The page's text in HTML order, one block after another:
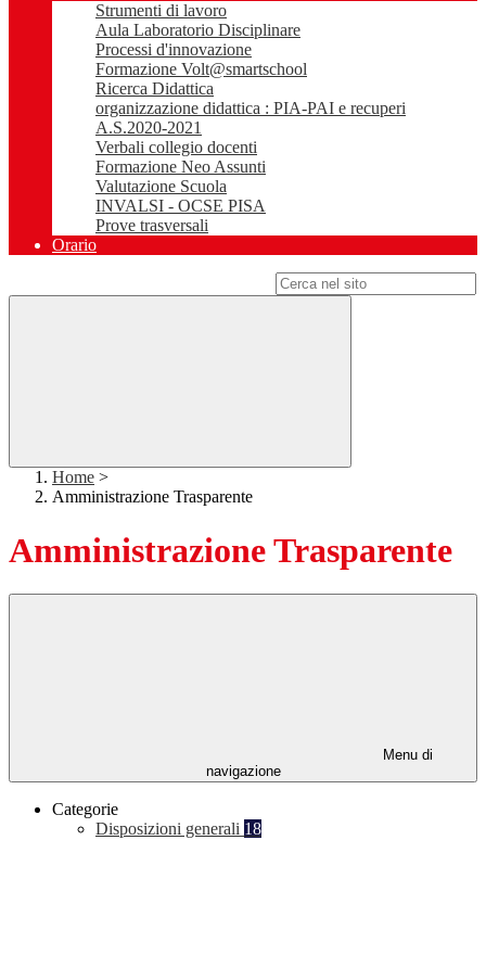
Strumenti di lavoro
Aula Laboratorio Disciplinare
Processi d'innovazione
Formazione Volt@smartschool
Ricerca Didattica
organizzazione didattica : PIA-PAI e recuperi
A.S.2020-2021
Verbali collegio docenti
Formazione Neo Assunti
Valutazione Scuola
INVALSI - OCSE PISA
Prove trasversali
Orario
Home >
Amministrazione Trasparente
Amministrazione Trasparente
Menu di
navigazione
Categorie
Disposizioni generali 18